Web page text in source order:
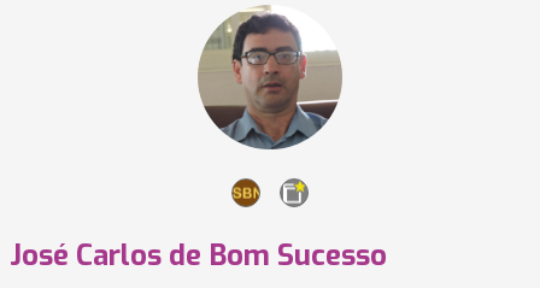
José Carlos de Bom Sucesso